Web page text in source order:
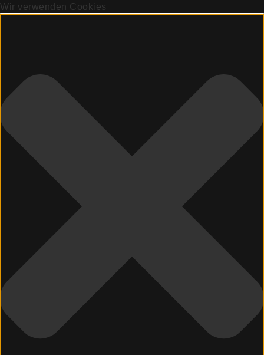
Wir verwenden Cookies